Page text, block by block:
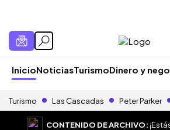
InicioNoticiasTurismoDinero y
Turismo Las Cascadas Peter Parker
CONTENIDO DE ARCHIVO: